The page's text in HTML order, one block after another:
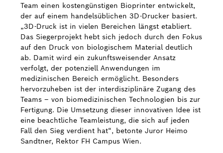
Team einen kostengünstigen Bioprinter entwickelt,
der auf einem handelsüblichen 3D-Drucker basiert.
„3D-Druck ist in vielen Bereichen längst etabliert.
Das Siegerprojekt hebt sich jedoch durch den Fokus
auf den Druck von biologischem Material deutlich
ab. Damit wird ein zukunftsweisender Ansatz
verfolgt, der potenziell Anwendungen im
medizinischen Bereich ermöglicht. Besonders
hervorzuheben ist der interdisziplinäre Zugang des
Teams – von biomedizinischen Technologien bis zur
Fertigung. Die Umsetzung dieser innovativen Idee ist
eine beachtliche Teamleistung, die sich auf jeden
Fall den Sieg verdient hat“, betonte Juror Heimo
Sandtner, Rektor FH Campus Wien.